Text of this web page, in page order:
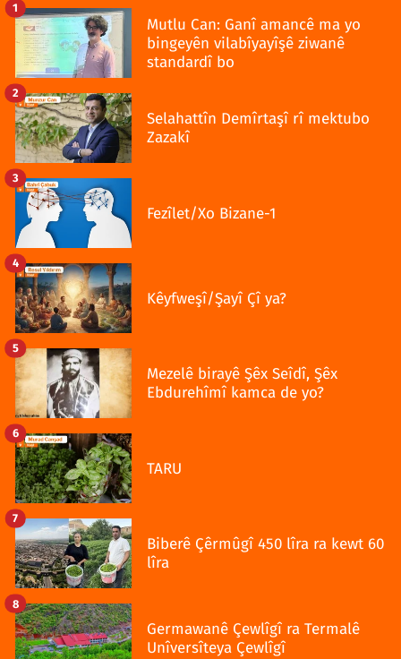
Mutlu Can: Ganî amancê ma yo
bingeyên vilabîyayîşê ziwanê
standardî bo
1
Selahattîn Demîrtaşî rî mektubo
Zazakî
2
Fezîlet/Xo Bizane-1
3
Kêyfweşî/Şayî Çî ya?
4
Mezelê birayê Şêx Seîdî, Şêx
Ebdurehîmî kamca de yo?
5
TARU
6
Biberê Çêrmûgî 450 lîra ra kewt 60
lîra
7
Germawanê Çewlîgî ra Termalê
Unîversîteya Çewlîgî
8